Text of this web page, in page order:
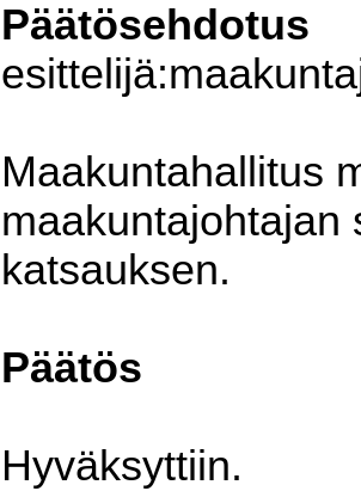
Päätösehdotus
esittelijä:
Maakuntahallitus
maakuntajohtajan
katsauksen.
Päätös
Hyväksyttiin.